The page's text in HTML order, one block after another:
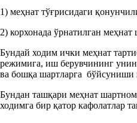
1) меҳнат тўғрисидаги
2) корхонада ўрнатилган меҳнат
Бундай ходим ички меҳнат
режимига, иш берувчининг
ва бошқа шартларга бўйсуниши
Бундан ташқари меҳнат
ходимга бир қатор кафолатлар